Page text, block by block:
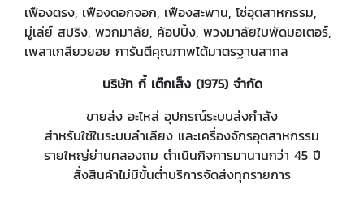
เฟืองตรง, เฟืองดอกจอก, เฟืองสะพาน, โซ่อุตสาหกรรม,
มู่เล่ย์ สปริง, พวกมาลัย, ค้อปปิ้ง, พวงมาลัยใบพัดมอเตอร์,
เพลาเกลียวยอย การันตีคุณภาพได้มาตรฐานสากล
บริษัท กี้ เต๊กเส็ง (1975) จำกัด
ขายส่ง อะไหล่ อุปกรณ์ระบบส่งกำลัง
สำหรับใช้ในระบบลำเลียง และเครื่องจักรอุตสาหกรรม
รายใหญ่ย่านคลองถม ดำเนินกิจการมานานกว่า 45 ปี
สั่งสินค้าไม่มีขั้นต่ำบริการจัดส่งทุกรายการ